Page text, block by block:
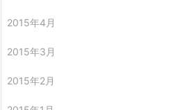
2015年4月
2015年3月
2015年2月